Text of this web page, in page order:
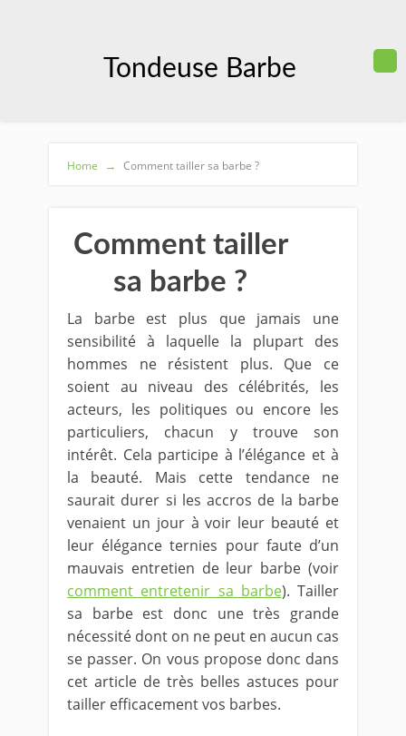
Tondeuse Barbe
Home → Comment tailler sa barbe ?
Comment tailler
sa barbe ?
La barbe est plus que jamais une
sensibilité à laquelle la plupart des
hommes ne résistent plus. Que ce
soient au niveau des célébrités, les
acteurs, les politiques ou encore les
particuliers, chacun y trouve son
intérêt. Cela participe à l’élégance et à
la beauté. Mais cette tendance ne
saurait durer si les accros de la barbe
venaient un jour à voir leur beauté et
leur élégance ternies pour faute d’un
mauvais entretien de leur barbe (voir
comment entretenir sa barbe). Tailler
sa barbe est donc une très grande
nécessité dont on ne peut en aucun cas
se passer. On vous propose donc dans
cet article de très belles astuces pour
tailler efficacement vos barbes.